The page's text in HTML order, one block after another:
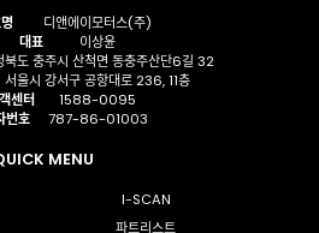
디앤에이모터스(주)
대표
이상윤
북도 충주시 산척면 동충주산단6길 32
서울시 강서구 공항대로 236, 11층
센터
1588-0095
번호
787-86-01003
MENU
I-SCAN
파트리스트